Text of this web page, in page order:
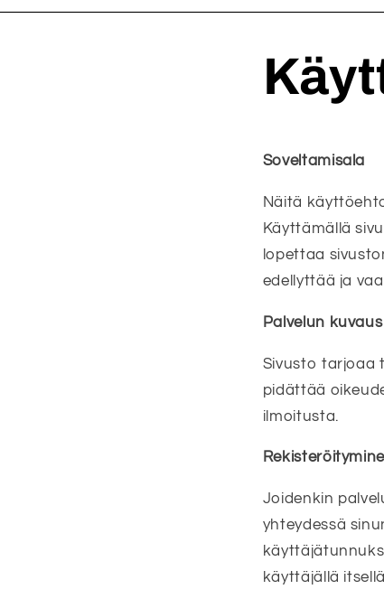
Soveltamisala
Näitä
Käyttämällä
lopettaa
edellyttää ja
Palvelun kuvaus
Sivusto tarjoaa
pidättää
ilmoitusta.
Joidenkin
yhteydessä
käyttäjällä